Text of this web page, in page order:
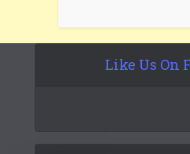
Like Us On